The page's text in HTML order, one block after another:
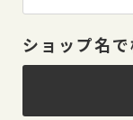
ショップ名